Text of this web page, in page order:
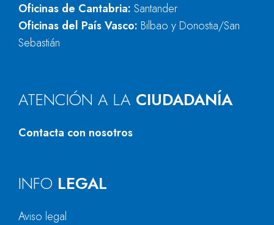
Oficinas de Cantabria: Santander
Oficinas del País Vasco: Bilbao y Donostia/San
Sebastián
ATENCIÓN A LA CIUDADANÍA
Contacta con nosotros
INFO LEGAL
Aviso legal